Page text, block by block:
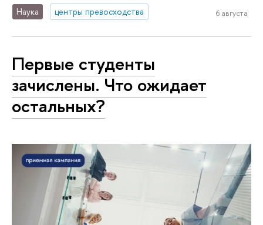
Наука центры превосходства 6 августа
Первые студенты
зачислены. Что ожидает
остальных?